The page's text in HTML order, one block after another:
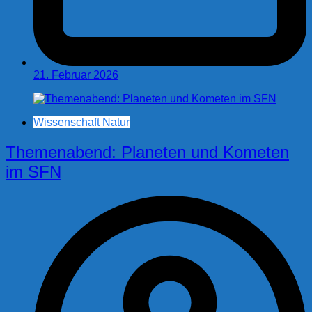
21. Februar 2026
Wissenschaft Natur
Themenabend: Planeten und Kometen
im SFN